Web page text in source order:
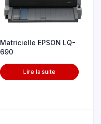
Matricielle EPSON LQ-
690
Lire la suite